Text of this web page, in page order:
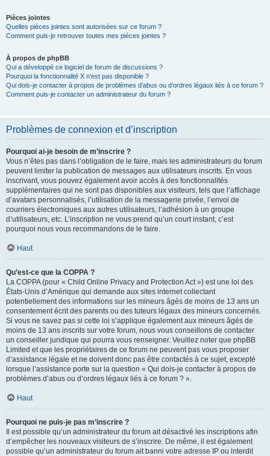
Pièces jointes
Quelles pièces jointes sont autorisées sur ce forum ?
Comment puis-je retrouver toutes mes pièces jointes ?
À propos de phpBB
Qui a développé ce logiciel de forum de discussions ?
Pourquoi la fonctionnalité X n’est pas disponible ?
Qui dois-je contacter à propos de problèmes d’abus ou d’ordres légaux liés à ce forum ?
Comment puis-je contacter un administrateur du forum ?
Problèmes de connexion et d’inscription
Pourquoi ai-je besoin de m’inscrire ?
Vous n’êtes pas dans l’obligation de le faire, mais les administrateurs du forum
peuvent limiter la publication de messages aux utilisateurs inscrits. En vous
inscrivant, vous pouvez également avoir accès à des fonctionnalités
supplémentaires qui ne sont pas disponibles aux visiteurs, tels que l’affichage
d’avatars personnalisés, l’utilisation de la messagerie privée, l’envoi de
courriers électroniques aux autres utilisateurs, l’adhésion à un groupe
d’utilisateurs, etc. L’inscription ne vous prend qu’un court instant, c’est
pourquoi nous vous recommandons de le faire.
Haut
Qu’est-ce que la COPPA ?
La COPPA (pour « Child Online Privacy and Protection Act ») est une loi des
États-Unis d’Amérique qui demande aux sites internet collectant
potentiellement des informations sur les mineurs âgés de moins de 13 ans un
consentement écrit des parents ou des tuteurs légaux des mineurs concernés.
Si vous ne savez pas si cette loi s’applique également aux mineurs âgés de
moins de 13 ans inscrits sur votre forum, nous vous conseillons de contacter
un conseiller juridique qui pourra vous renseigner. Veuillez noter que phpBB
Limited et que les propriétaires de ce forum ne peuvent pas vous proposer
d’assistance légale et ne doivent donc pas être contactés à ce sujet, excepté
lorsque l’assistance porte sur la question « Qui dois-je contacter à propos de
problèmes d’abus ou d’ordres légaux liés à ce forum ? ».
Haut
Pourquoi ne puis-je pas m’inscrire ?
Il est possible qu’un administrateur du forum ait désactivé les inscriptions afin
d’empêcher les nouveaux visiteurs de s’inscrire. De même, il est également
possible qu’un administrateur du forum ait banni votre adresse IP ou interdit